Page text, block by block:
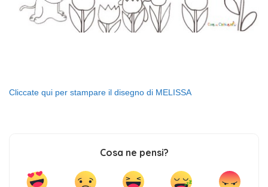
Cliccate qui per stampare il disegno di MELISSA
Cosa ne pensi?